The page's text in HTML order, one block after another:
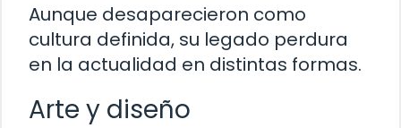
Aunque desaparecieron como
cultura definida, su legado perdura
en la actualidad en distintas formas.
Arte y diseño